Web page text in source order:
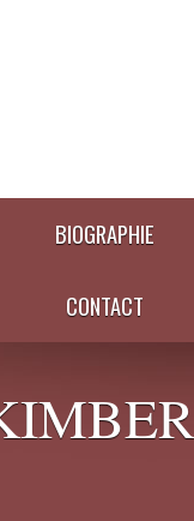
BIOGRAPHIE
CONTACT